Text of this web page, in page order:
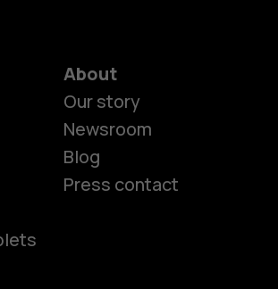
About
Our story
Newsroom
Blog
Press contact